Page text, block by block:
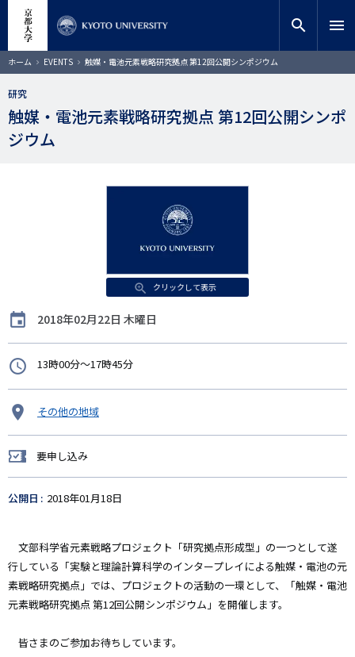
コ
ン
テ
ン
ツ
に
移
サイト内検索 search menu
ホーム EVENTS 触媒・電池元素戦略研究拠点 第12回公開シンポジウム
研究
触媒・電池元素戦略研究拠点 第12回公開シンポ
ジウム
クリックして表示
開
催
日
2018年02月22日 木曜日
時
13時00分～17時45分
開
催
地
その他の地域
要
申
し
要申し込み
公開日 2018年01月18日
文部科学省元素戦略プロジェクト「研究拠点形成型」の一つとして遂
行している「実験と理論計算科学のインタープレイによる触媒・電池の元
素戦略研究拠点」では、プロジェクトの活動の一環として、「触媒・電池
元素戦略研究拠点 第12回公開シンポジウム」を開催します。
皆さまのご参加お待ちしています。